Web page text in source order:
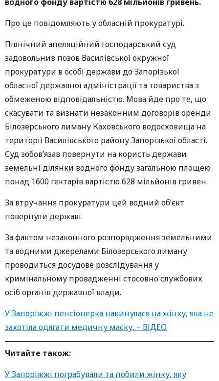
Про це повідомляють у обласній прокуратурі.
Північний апеляційний господарський суд
задовольнив позов Василівської окружної
прокуратури в особі держави до Запорізької
обласної державної адміністрації та товариства з
обмеженою відповідальністю. Мова йде про те, що
скасувати та визнати незаконним договорів оренди
Білозерського лиману Каховського водосховища на
території Василівського району Запорізької області.
Суд зобов’язав повернути на користь держави
земельні ділянки водного фонду загальною площею
понад 1600 гектарів вартістю 628 мільйонів гривен.
За втручання прокуратури цей водний об’єкт
повернули державі.
За фактом незаконного розпорядження земельними
та водними джерелами Білозерського лиману
проводиться досудове розслідування у
кримінальному провадженні стосовно службових
осіб органів державної влади.
У Запоріжжі пенсіонерка накинулася на жінку, яка не
захотіла одягати медичну маску, – ВІДЕО
Читайте також:
У Запоріжжі пограбували та побили жінку, яку